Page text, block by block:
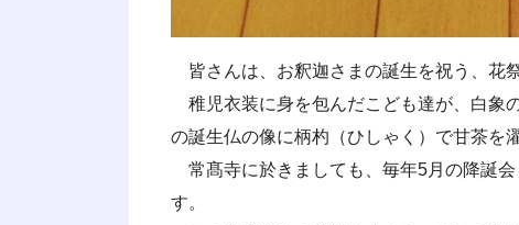
皆さんは、お釈迦さまの誕生を祝う、花
稚児衣装に身を包んだこども達が、白象
の誕生仏の像に柄杓（ひしゃく）で甘茶を
常髙寺に於きましても、毎年5月の降誕
す。